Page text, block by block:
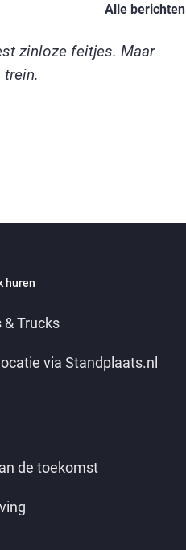
Alle berichten
zinloze feitjes. Maar
huren
& Trucks
via Standplaats.nl
de toekomst